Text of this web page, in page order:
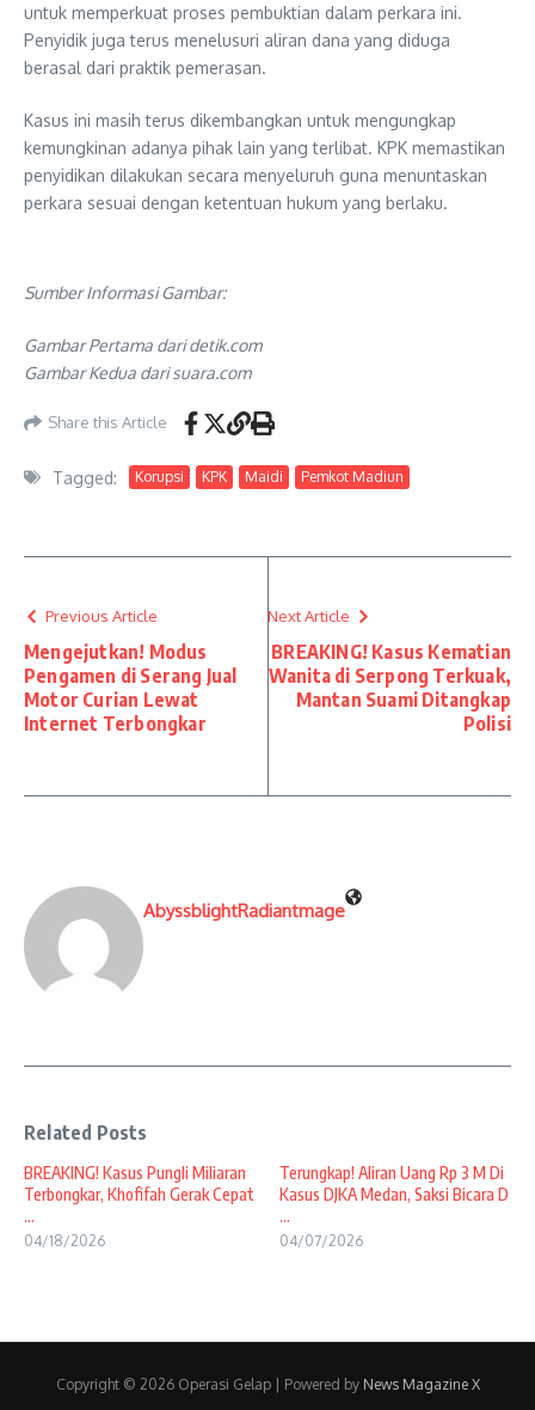
untuk memperkuat proses pembuktian dalam perkara ini.
Penyidik juga terus menelusuri aliran dana yang diduga
berasal dari praktik pemerasan.
Kasus ini masih terus dikembangkan untuk mengungkap
kemungkinan adanya pihak lain yang terlibat. KPK memastikan
penyidikan dilakukan secara menyeluruh guna menuntaskan
perkara sesuai dengan ketentuan hukum yang berlaku.
Sumber Informasi Gambar:
Gambar Pertama dari detik.com
Gambar Kedua dari suara.com
Share this Article
Tagged: Korupsi KPK Maidi Pemkot Madiun
Previous Article
Mengejutkan! Modus
Pengamen di Serang Jual
Motor Curian Lewat
Internet Terbongkar
Next Article
BREAKING! Kasus Kematian
Wanita di Serpong Terkuak,
Mantan Suami Ditangkap
Polisi
AbyssblightRadiantmage
Related Posts
BREAKING! Kasus Pungli Miliaran
Terbongkar, Khofifah Gerak Cepat
...
04/18/2026
Terungkap! Aliran Uang Rp 3 M Di
Kasus DJKA Medan, Saksi Bicara D
...
04/07/2026
Copyright © 2026 Operasi Gelap | Powered by News Magazine X